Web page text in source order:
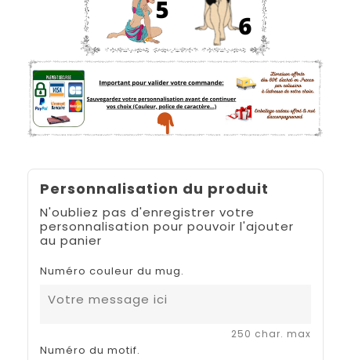
Personnalisation du produit
N'oubliez pas d'enregistrer votre
personnalisation pour pouvoir l'ajouter
au panier
Numéro couleur du mug.
250 char. max
Numéro du motif.